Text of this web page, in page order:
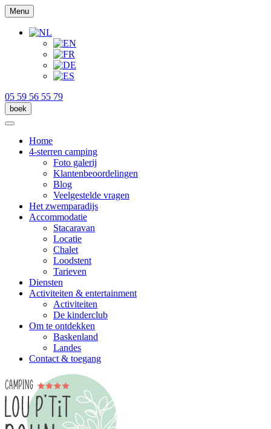
Menu
05 59 56 55 79
boek
Home
4-sterren camping
Foto galerij
Klantenbeoordelingen
Blog
Veelgestelde vragen
Het zwemparadijs
Accommodatie
Stacaravan
Locatie
Chalet
Loodstent
Tarieven
Diensten
Activiteiten & entertainment
Activiteiten
De kinderclub
Om te ontdekken
Baskenland
Landes
Contact & toegang